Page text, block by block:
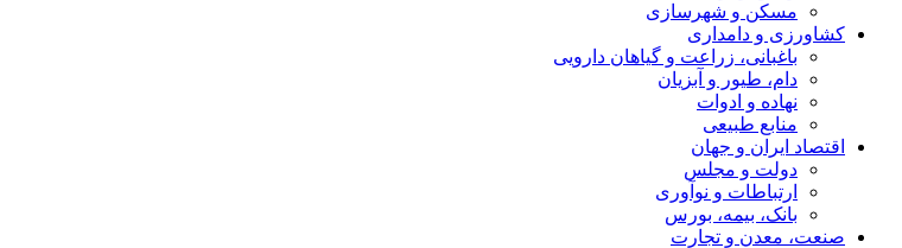
مسکن و شهرسازی
کشاورزی و دامداری
باغبانی، زراعت و گیاهان دارویی
دام، طیور و آبزیان
نهاده و ادوات
منابع طبیعی
اقتصاد ایران و جهان
دولت و مجلس
ارتباطات و نوآوری
بانک، بیمه، بورس
صنعت، معدن و تجارت